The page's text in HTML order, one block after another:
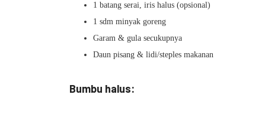
1 batang serai, iris halus (opsional)
1 sdm minyak goreng
Garam & gula secukupnya
Daun pisang & lidi/steples makanan
Bumbu halus: